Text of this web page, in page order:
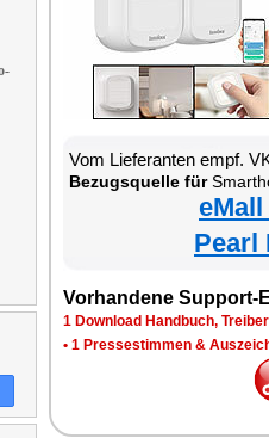
Vom Lieferanten empf.
Bezugsquelle fürSmarthome-
eMall
Pearl
Vorhandene Support-
1 Download Handbuch,
• 1 Pressestimmen &